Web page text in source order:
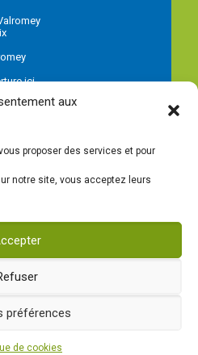
aux
proposer des services et pour
notre site, vous acceptez leurs
préférences
de cookies
ici
- 01260 HAUT VALROMEY —
: